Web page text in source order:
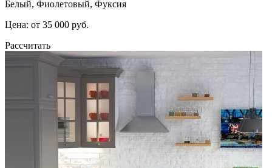
Белый, Фиолетовый, Фуксия
Цена: от 35 000 руб.
Рассчитать